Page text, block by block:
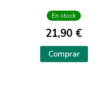
En stock
21,90 €
Comprar